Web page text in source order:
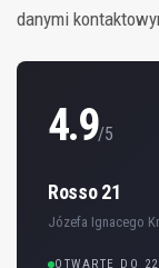
danymi
4.9/5
Rosso 21
Józefa Ignacego
OTWARTE DO